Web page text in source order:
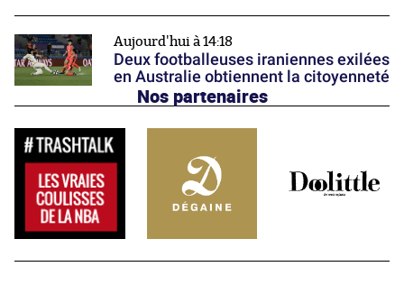
Aujourd'hui à 14:18
Deux footballeuses iraniennes exilées
en Australie obtiennent la citoyenneté
Nos partenaires